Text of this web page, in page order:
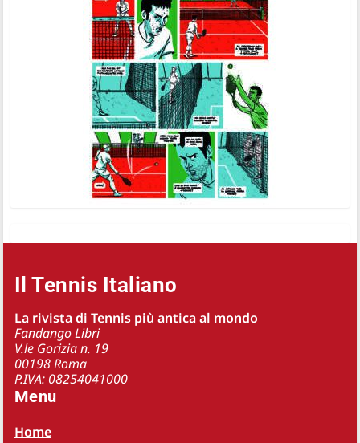
Il Tennis Italiano
La rivista di Tennis più antica al mondo
Fandango Libri
V.le Gorizia n. 19
00198 Roma
P.IVA: 08254041000
Menu
Home